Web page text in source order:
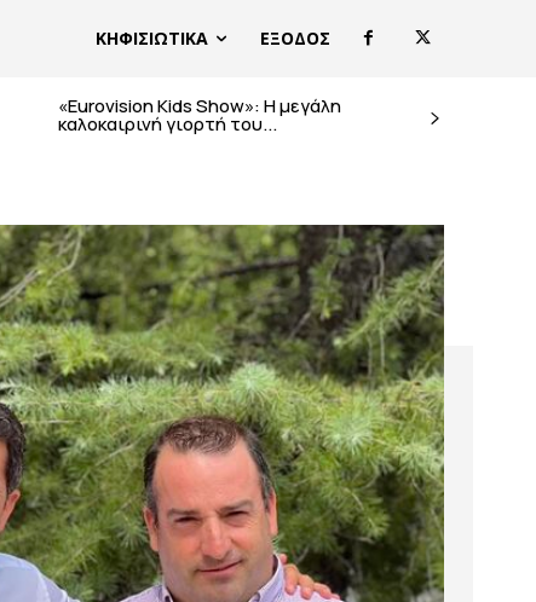
ΚΗΦΙΣΙΩΤΙΚΑ ΕΞΟΔΟΣ
«Eurovision Kids Show»: Η μεγάλη
καλοκαιρινή γιορτή του...